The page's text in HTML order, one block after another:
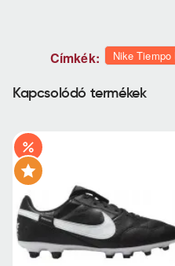
Címkék: Nike
Kapcsolódó termékek